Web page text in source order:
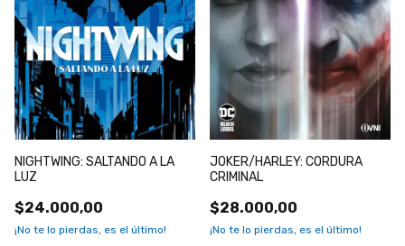
NIGHTWING: SALTANDO A LA
LUZ
$24.000,00
¡No te lo pierdas, es el último!
JOKER/HARLEY: CORDURA
CRIMINAL
$28.000,00
¡No te lo pierdas, es el último!